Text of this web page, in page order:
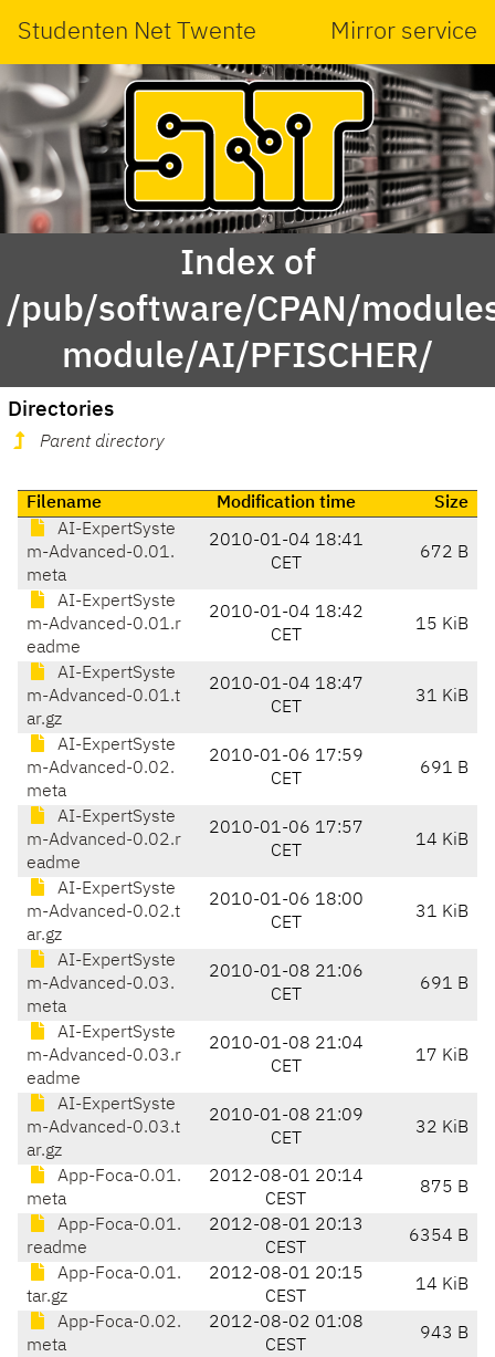
Studenten Net Twente Mirror service
Index of
/pub/software/CPAN/
module/AI/PFISCHER/
Directories
Parent directory
Filename Modification time
Size
AI-ExpertSyste
m-Advanced-0.01.
meta
2010-01-04 18:41
CET
672 B
AI-ExpertSyste
m-Advanced-0.01.r
eadme
2010-01-04 18:42
CET
15 KiB
AI-ExpertSyste
m-Advanced-0.01.t
ar.gz
2010-01-04 18:47
CET
31 KiB
AI-ExpertSyste
m-Advanced-0.02.
meta
2010-01-06 17:59
CET
691 B
AI-ExpertSyste
m-Advanced-0.02.r
eadme
2010-01-06 17:57
CET
14 KiB
AI-ExpertSyste
m-Advanced-0.02.t
ar.gz
2010-01-06 18:00
CET
31 KiB
AI-ExpertSyste
m-Advanced-0.03.
meta
2010-01-08 21:06
CET
691 B
AI-ExpertSyste
m-Advanced-0.03.r
eadme
2010-01-08 21:04
CET
17 KiB
AI-ExpertSyste
m-Advanced-0.03.t
ar.gz
2010-01-08 21:09
CET
32 KiB
App-Foca-0.01.
meta
2012-08-01 20:14
CEST
875 B
App-Foca-0.01.
readme
2012-08-01 20:13
CEST
6354 B
App-Foca-0.01.
tar.gz
2012-08-01 20:15
CEST
14 KiB
App-Foca-0.02.
meta
2012-08-02 01:08
CEST
943 B